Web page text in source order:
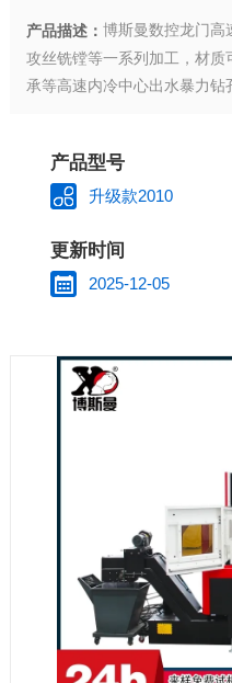
产品描述： 博斯曼数控龙门高
攻丝铣镗等一系列加工，材
承等高速内冷中心出水暴力钻
化操作，CAD电子版图纸导
学，一人可看多台机高效率
产品型号
升级款2010
更新时间
2025-12-05